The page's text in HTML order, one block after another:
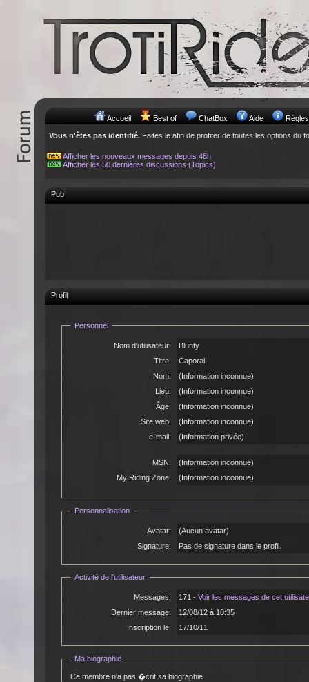
Accueil Best of ChatBox Aide Règles
Vous n'êtes pas identifié. Faites le afin de profiter de toutes les options du
Afficher les nouveaux messages depuis 48h
Afficher les 50 dernières discussions (Topics)
Pub
Profil
Personnel
Nom d'utilisateur:
Blunty
Titre:
Caporal
Nom:
(Information inconnue)
Lieu:
(Information inconnue)
Âge:
(Information inconnue)
Site web:
(Information inconnue)
e-mail:
(Information privée)
MSN:
(Information inconnue)
My Riding Zone:
(Information inconnue)
Personnalisation
Avatar:
(Aucun avatar)
Signature:
Pas de signature dans le profil.
Activité de l'utilisateur
Messages: 171 - Voir les messages de cet
Dernier message:
12/08/12 à 10:35
Inscription le:
17/10/11
Ma biographie
Ce membre n'a pas �crit sa biographie